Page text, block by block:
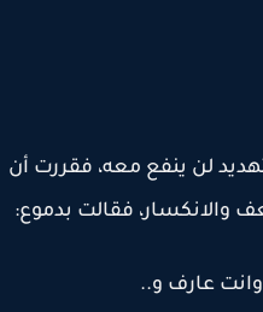
لن ينفع معه، فقررت أن
فقالت بدموع:
عارف و..